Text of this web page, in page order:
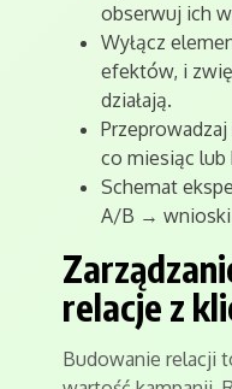
obserwuj ich
Wyłącz
efektów, i
działają.
co miesiąc lub
Schemat
A/B →
relacje z
Budowanie relacji